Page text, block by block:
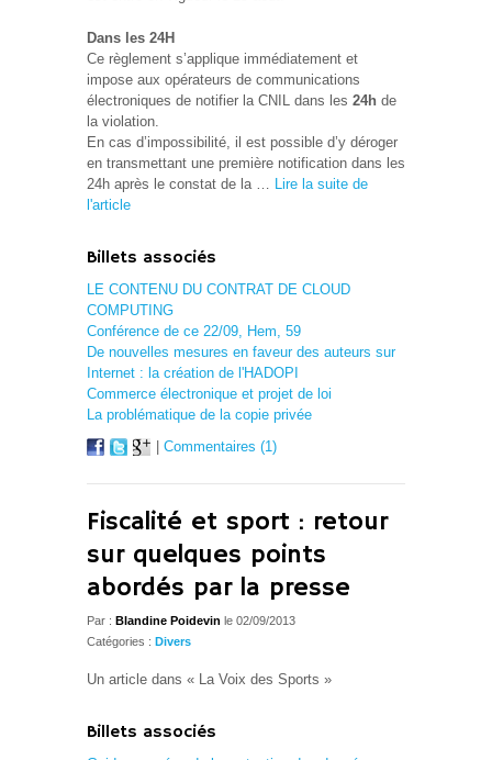
Dans les 24H
Ce règlement s’applique immédiatement et
impose aux opérateurs de communications
électroniques de notifier la CNIL dans les 24h de
la violation.
En cas d’impossibilité, il est possible d’y déroger
en transmettant une première notification dans les
24h après le constat de la … Lire la suite de
l'article
Billets associés
LE CONTENU DU CONTRAT DE CLOUD
COMPUTING
Conférence de ce 22/09, Hem, 59
De nouvelles mesures en faveur des auteurs sur
Internet : la création de l'HADOPI
Commerce électronique et projet de loi
La problématique de la copie privée
Commentaires (1)
Fiscalité et sport : retour
sur quelques points
abordés par la presse
Par : Blandine Poidevin le 02/09/2013
Catégories : Divers
Un article dans « La Voix des Sports »
Billets associés